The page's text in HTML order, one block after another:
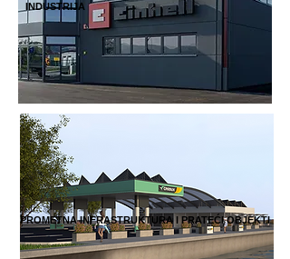
INDUSTRIJA
PROMETNA INFRASTRUKTURA I PRATEĆI OBJEKTI